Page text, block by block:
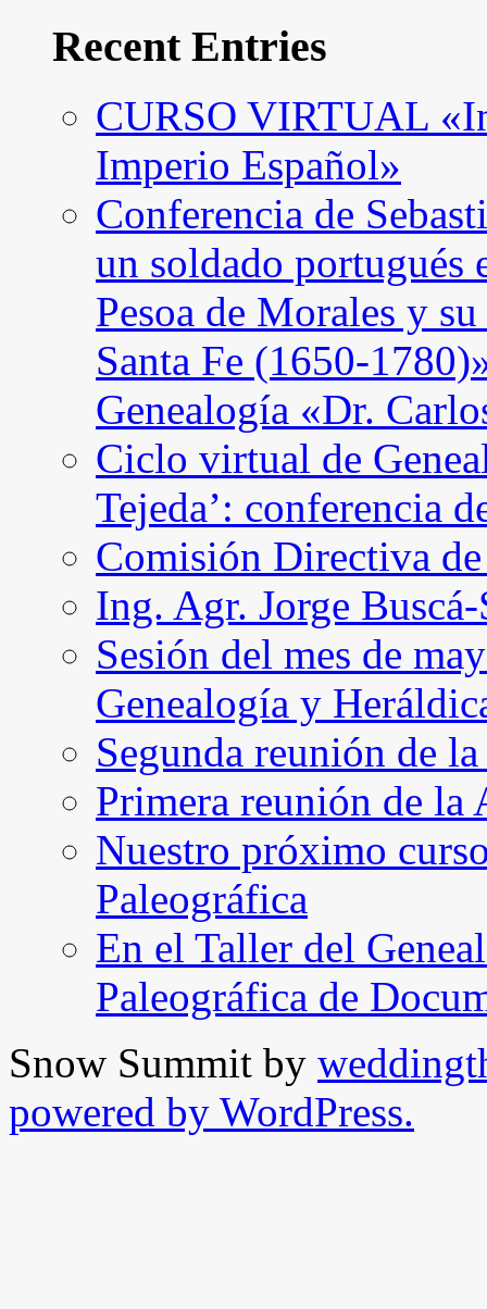
Recent Entries
CURSO VIRTUAL
Imperio Español»
Conferencia de
un soldado portugués
Pesoa de Morales y
Santa Fe (1650-
Genealogía «Dr.
Ciclo virtual de
Tejeda’: conferencia
Comisión Directiva
Ing. Agr. Jorge
Sesión del mes de
Genealogía y
Segunda reunión de
Primera reunión de la
Nuestro próximo
Paleográfica
En el Taller del
Paleográfica de
Snow Summit by
powered by WordPress.